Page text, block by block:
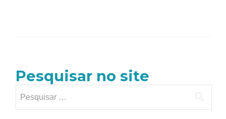
Pesquisar no site
por: